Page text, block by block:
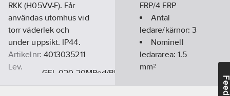
RKK (H05VV-F). Får
användas utomhus vid
torr väderlek och
under uppsikt. IP44.
Artikelnr: 4013035211
Lev.
GEL-020 20MRed/Black
FRP/4 FRP
Antal
ledare/kärnor:3
Nominell
ledararea: 1.5
mm²